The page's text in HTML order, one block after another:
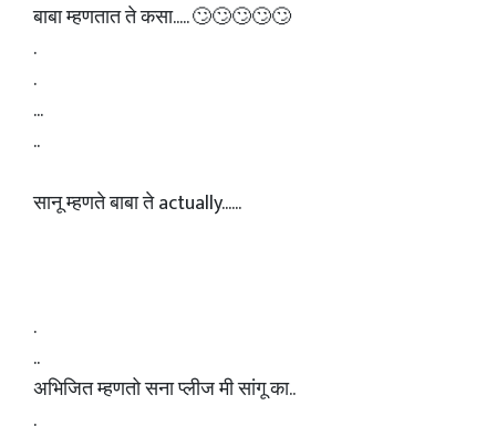
बाबा म्हणतात ते कसा..... 🙄🙄🙄🙄🙄
.
.
...
..
सानू म्हणते बाबा ते actually......
.
..
अभिजित म्हणतो सना प्लीज मी सांगू का..